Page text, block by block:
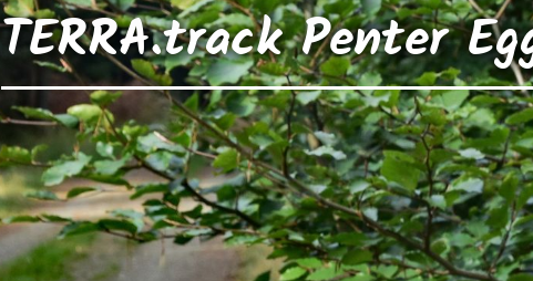
TERRA.track Penter